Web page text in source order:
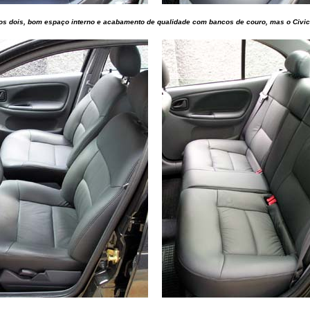
dois, bom espaço interno e acabamento de qualidade com bancos de couro, mas o